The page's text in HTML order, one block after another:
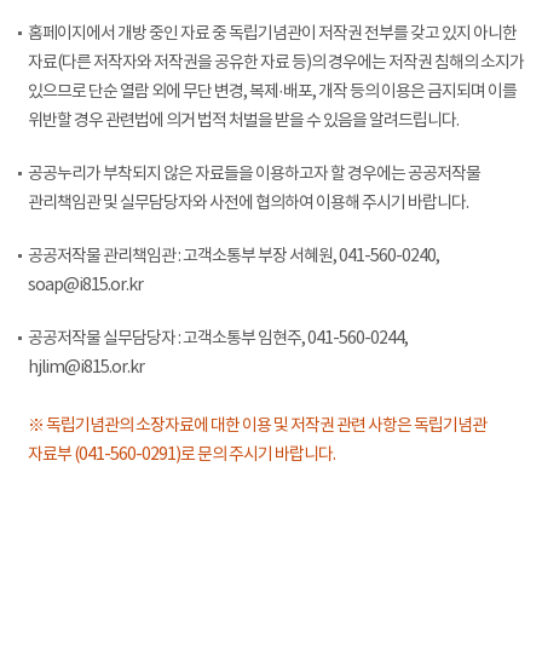
홈페이지에서 개방 중인 자료 중 독립기념관이 저작권 전부를 갖고 있지 아니한
자료(다른 저작자와 저작권을 공유한 자료 등)의 경우에는 저작권 침해의 소지가
있으므로 단순 열람 외에 무단 변경, 복제·배포, 개작 등의 이용은 금지되며 이를
위반할 경우 관련법에 의거 법적 처벌을 받을 수 있음을 알려드립니다.
공공누리가 부착되지 않은 자료들을 이용하고자 할 경우에는 공공저작물
관리책임관 및 실무담당자와 사전에 협의하여 이용해 주시기 바랍니다.
공공저작물 관리책임관 : 고객소통부 부장 서혜원, 041-560-0240,
soap@i815.or.kr
공공저작물 실무담당자 : 고객소통부 임현주, 041-560-0244,
hjlim@i815.or.kr
※ 독립기념관의 소장자료에 대한 이용 및 저작권 관련 사항은 독립기념관
자료부 (041-560-0291)로 문의 주시기 바랍니다.